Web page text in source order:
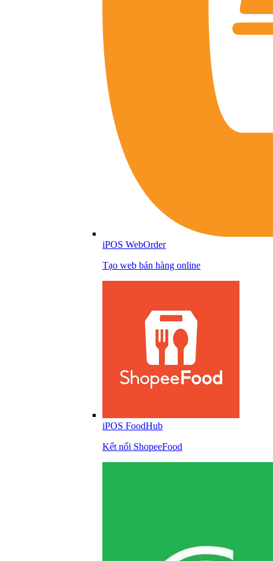
iPOS WebOrder
Tạo web bán hàng online
iPOS FoodHub
Kết nối ShopeeFood